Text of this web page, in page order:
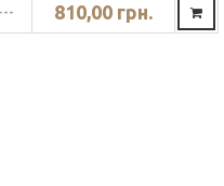
--- 810,00 грн.